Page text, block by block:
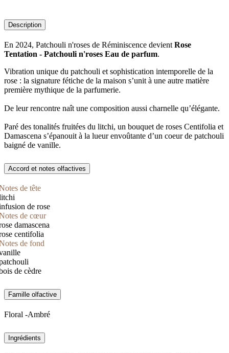
Description
En 2024, Patchouli n'roses de Réminiscence devient Rose
Tentation - Patchouli n'roses Eau de parfum.
Vibration unique du patchouli et sophistication intemporelle de la
rose : la signature fétiche de la maison s’unit à une autre matière
première mythique de la parfumerie.
De leur rencontre naît une composition aussi charnelle qu’élégante.
Paré des tonalités fruitées du litchi, un bouquet de roses Centifolia et
Damascena s’épanouit à la lueur envoûtante d’un coeur de patchouli
baigné de vanille.
Accord et notes olfactives
de tête
de rose
de cœur
damascena
centifolia
de fond
de cèdre
Famille olfactive
Floral -Ambré
Ingrédients